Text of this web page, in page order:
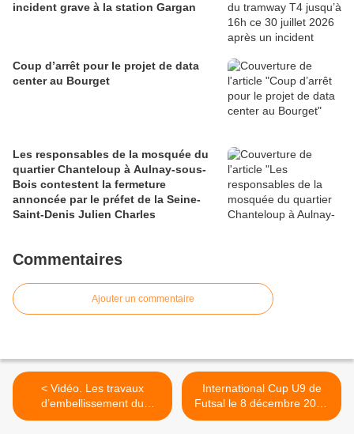
incident grave à la station Gargan
Coup d’arrêt pour le projet de data
center au Bourget
Les responsables de la mosquée du
quartier Chanteloup à Aulnay-sous-
Bois contestent la fermeture
annoncée par le préfet de la Seine-
Saint-Denis Julien Charles
Commentaires
Ajouter un commentaire
< Vidéo. Les travaux
d’embellissement du
boulevard de Strasbourg à
International Cup U9 de
Futsal le 8 décembre 2024
à Aulnay-sous-Bois >